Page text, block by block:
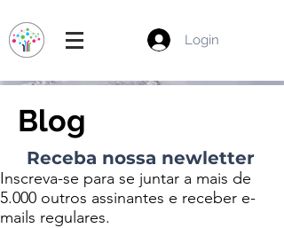
Login
Blog
Receba nossa newletter
Inscreva-se para se juntar a mais de
5.000 outros assinantes e receber e-
mails regulares.